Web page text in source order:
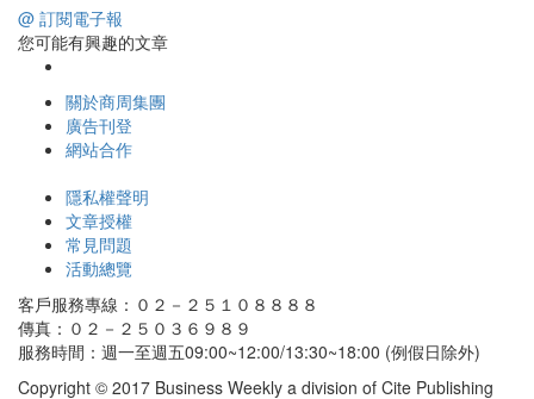
@ 訂閱電子報
您可能有興趣的文章
關於商周集團
廣告刊登
網站合作
隱私權聲明
文章授權
常見問題
活動總覽
客戶服務專線：０２－２５１０８８８８
傳真：０２－２５０３６９８９
服務時間：週一至週五09:00~12:00/13:30~18:00 (例假日除外)
Copyright © 2017 Business Weekly a division of Cite Publishing